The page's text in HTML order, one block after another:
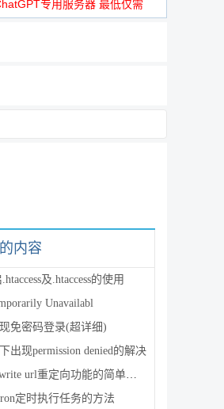
专用服务器 最低仅需
内容
及.htaccess的使用
Unavailabl
免密码登录(超详细)
出现permission denied的解决
url重定向功能的简单配置
定时执行任务的方法